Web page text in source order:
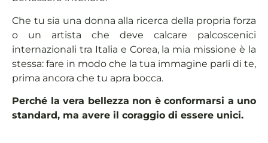
Che tu sia una donna alla ricerca della propria forza
o un artista che deve calcare palcoscenici
internazionali tra Italia e Corea, la mia missione è la
stessa: fare in modo che la tua immagine parli di te,
prima ancora che tu apra bocca.
Perché la vera bellezza non è conformarsi a uno
standard, ma avere il coraggio di essere unici.